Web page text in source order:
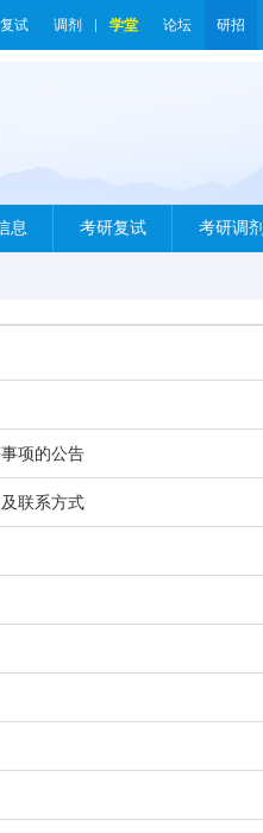
复试 调剂 学堂 论坛 研招
息 考研复试 考研调剂
项的公告
联系方式